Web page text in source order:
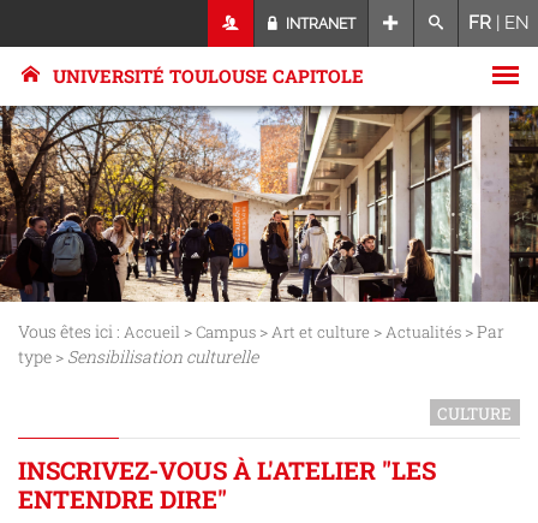
INTRANET FR | EN
UNIVERSITÉ TOULOUSE CAPITOLE
Vous êtes ici : Accueil >Campus >Art et culture >Actualités > Par
type > Sensibilisation culturelle
CULTURE
INSCRIVEZ-VOUS À L'ATELIER "LES
ENTENDRE DIRE"